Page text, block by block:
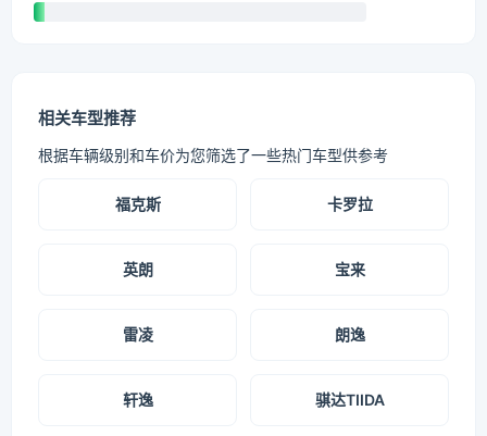
相关车型推荐
根据车辆级别和车价为您筛选了一些热门车型供参考
福克斯 卡罗拉
英朗 宝来
雷凌 朗逸
轩逸 骐达TIIDA